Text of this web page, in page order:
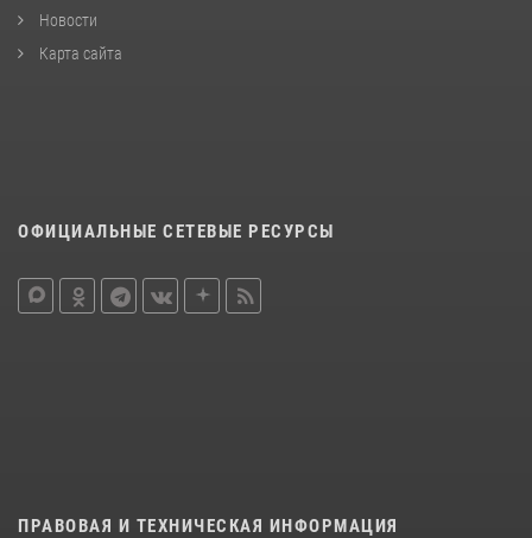
Новости
Карта сайта
ОФИЦИАЛЬНЫЕ СЕТЕВЫЕ РЕСУРСЫ
ПРАВОВАЯ И ТЕХНИЧЕСКАЯ ИНФОРМАЦИЯ